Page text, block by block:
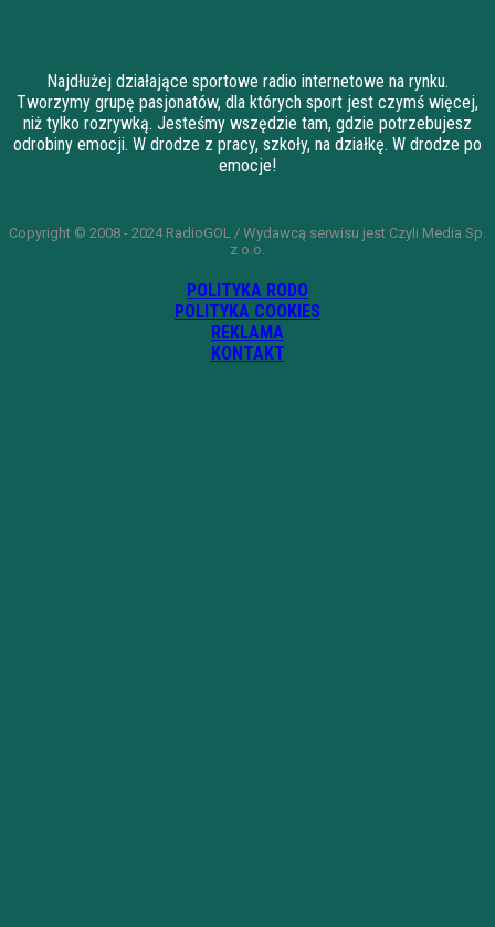
Najdłużej działające sportowe radio internetowe na rynku.
Tworzymy grupę pasjonatów, dla których sport jest czymś więcej,
niż tylko rozrywką. Jesteśmy wszędzie tam, gdzie potrzebujesz
odrobiny emocji. W drodze z pracy, szkoły, na działkę. W drodze po
emocje!
Copyright © 2008 - 2024 RadioGOL / Wydawcą serwisu jest Czyli Media Sp.
z o.o.
POLITYKA RODO
POLITYKA COOKIES
REKLAMA
KONTAKT